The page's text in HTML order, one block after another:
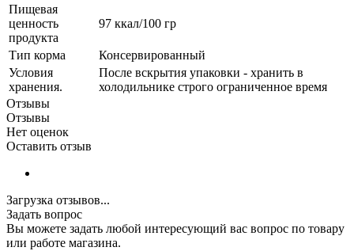
Пищевая
ценность
продукта
97 ккал/100 гр
Тип корма
Консервированный
Условия
хранения.
После вскрытия упаковки - хранить в
холодильнике строго ограниченное время
Отзывы
Отзывы
Нет оценок
Оставить отзыв
Загрузка отзывов...
Задать вопрос
Вы можете задать любой интересующий вас вопрос по товару
или работе магазина.